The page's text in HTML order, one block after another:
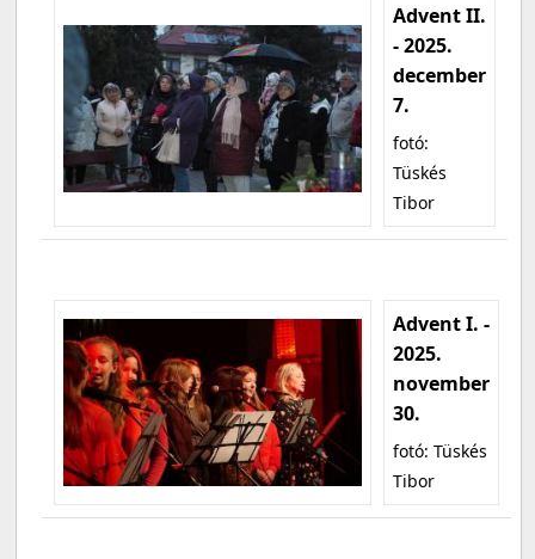
Advent II.
- 2025.
december
7.
fotó:
Tüskés
Tibor
Advent I. -
2025.
november
30.
fotó: Tüskés
Tibor